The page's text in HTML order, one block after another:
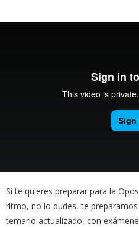
Si te quieres preparar para la
ritmo, no lo dudes, te
temario actualizado, con